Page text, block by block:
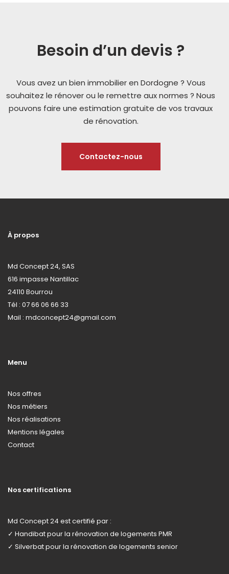
Besoin d’un devis ?
Vous avez un bien immobilier en Dordogne ? Vous
souhaitez le rénover ou le remettre aux normes ? Nous
pouvons faire une estimation gratuite de vos travaux
de rénovation.
Contactez-nous
À propos
Md Concept 24, SAS
616 impasse Nantillac
24110 Bourrou
Tél : 07 66 06 66 33
Mail : mdconcept24@gmail.com
Menu
Nos offres
Nos métiers
Nos réalisations
Mentions légales
Contact
Nos certifications
Md Concept 24 est certifié par :
✓ Handibatpour la rénovation de logements PMR
✓ Silverbatpour la rénovation de logements senior